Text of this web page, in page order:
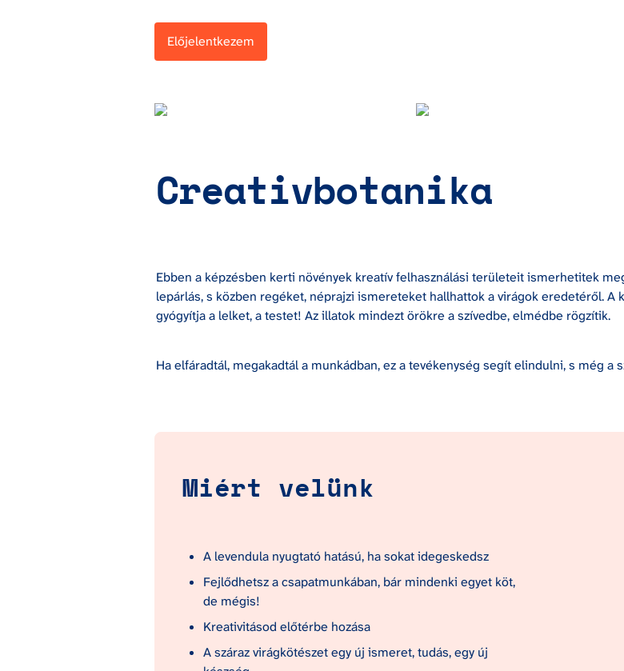
Előjelentkezem
Creativbotanika
Ebben a képzésben kerti növények kreatív felhasználási területeit ismerhetitek
lepárlás, s közben regéket, néprajzi ismereteket hallhattok a virágok eredetéről. A
gyógyítja a lelket, a testet! Az illatok mindezt örökre a szívedbe, elmédbe rögzítik.
Ha elfáradtál, megakadtál a munkádban, ez a tevékenység segít elindulni, s még a
Miért velünk
A levendula nyugtató hatású, ha sokat idegeskedsz
Fejlődhetsz a csapatmunkában, bár mindenki egyet köt,
de mégis!
Kreativitásod előtérbe hozása
A száraz virágkötészet egy új ismeret, tudás, egy új